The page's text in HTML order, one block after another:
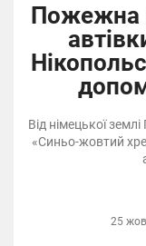
Пожежна
Від німецької
«Синьо-жовтий
25